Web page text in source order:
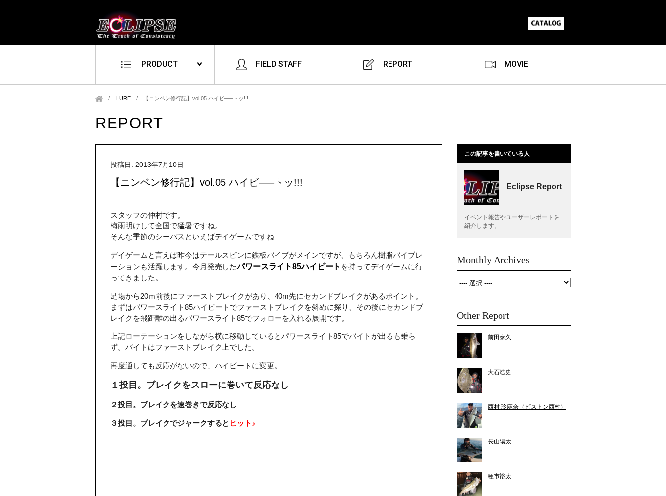
PRODUCT FIELD STAFF REPORT MOVIE
LURE / 【ニンベン修行記】vol.05 ハイビ—–トッ!!!
REPORT
投稿日: 2013年7月10日
【ニンベン修行記】vol.05 ハイビ—–トッ!!!
スタッフの仲村です。
梅雨明けして全国で猛暑ですね。
そんな季節のシーバスといえばデイゲームですね
デイゲームと言えば昨今はテールスピンに鉄板バイブがメインですが、もちろん樹脂バイブレ
ーションも活躍します。今月発売したパワースライト85ハイビート を持ってデイゲームに行
ってきました。
足場から20ｍ前後にファーストブレイクがあり、40m先にセカンドブレイクがあるポイント。
まずはパワースライト85ハイビートでファーストブレイクを斜めに探り、その後にセカンドブ
レイクを飛距離の出るパワースライト85でフォローを入れる展開です。
上記ローテーションをしながら横に移動しているとパワースライト85でバイトが出るも乗ら
ず。バイトはファーストブレイク上でした。
再度通しても反応がないので、ハイビートに変更。
１投目。ブレイクをスローに巻いて反応なし
２投目。ブレイクを速巻きで反応なし
３投目。ブレイクでジャークすると ヒット♪
この記事を書いている人
Eclipse Report
イベント報告やユーザーレポートを
紹介します。
Monthly Archives
Other Report
前田泰久
大石浩史
西村 玲麻奈（ピストン西村）
長山陽太
種市裕太